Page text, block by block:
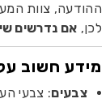
ההודעה, צוות
לכן, אם נדרשים
מידע חשוב
צבעים: צבעי